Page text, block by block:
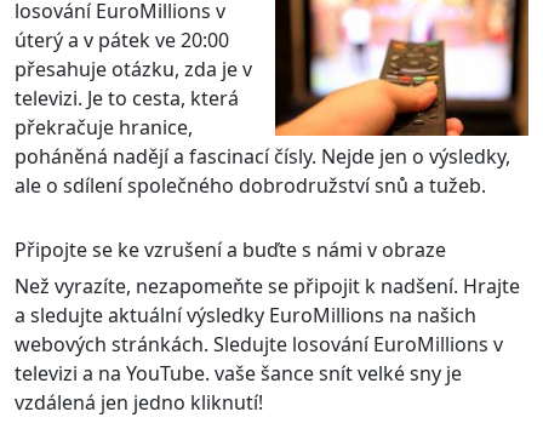
losování EuroMillions v
úterý a v pátek ve 20:00
přesahuje otázku, zda je v
televizi. Je to cesta, která
překračuje hranice,
poháněná nadějí a fascinací čísly. Nejde jen o výsledky,
ale o sdílení společného dobrodružství snů a tužeb.
Připojte se ke vzrušení a buďte s námi v obraze
Než vyrazíte, nezapomeňte se připojit k nadšení. Hrajte
a sledujte aktuální výsledky EuroMillions na našich
webových stránkách. Sledujte losování EuroMillions v
televizi a na YouTube. vaše šance snít velké sny je
vzdálená jen jedno kliknutí!